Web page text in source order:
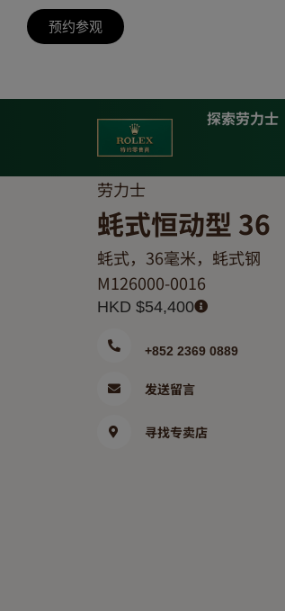
预约参观
探索劳力士
劳力士
蚝式恒动型 36
蚝式，36毫米，蚝式钢
M126000-0016
HKD $54,400
+852 2369 0889
发送留言
寻找专卖店